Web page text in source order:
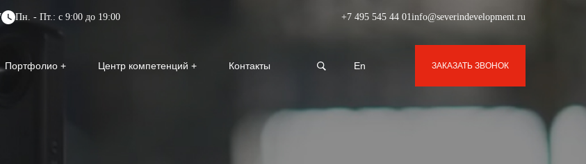
Пн. - Пт.: с 9:00 до 19:00 +7 495 545 44 01info@severindevelopment.ru
Портфолио Центр компетенций Контакты En ЗАКАЗАТЬ ЗВОНОК